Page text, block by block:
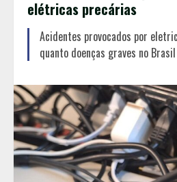
elétricas precárias
Acidentes provocados por
quanto doenças graves no Brasil